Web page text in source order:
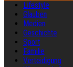
Lifestyle
Glauben
Medien
Geschichte
Sport
Familie
Verteidigung